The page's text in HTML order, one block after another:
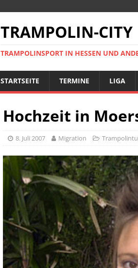
TRAMPOLIN-CITY
TRAMPOLINSPORT IN HESSEN UND
STARTSEITE TERMINE LIGA
Hochzeit in
8. Juli 2007 Migration